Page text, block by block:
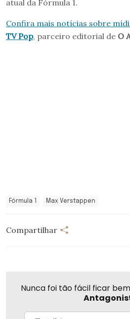
atual da Fórmula 1.
Confira mais notícias sobre
TV Pop, parceiro editorial de O
Fórmula 1 Max Verstappen
Compartilhar
Nunca foi tão fácil ficar